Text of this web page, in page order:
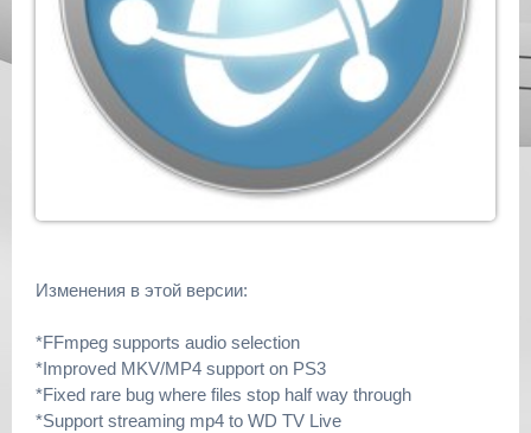
Изменения в этой версии:
*FFmpeg supports audio selection
*Improved MKV/MP4 support on PS3
*Fixed rare bug where files stop half way through
*Support streaming mp4 to WD TV Live